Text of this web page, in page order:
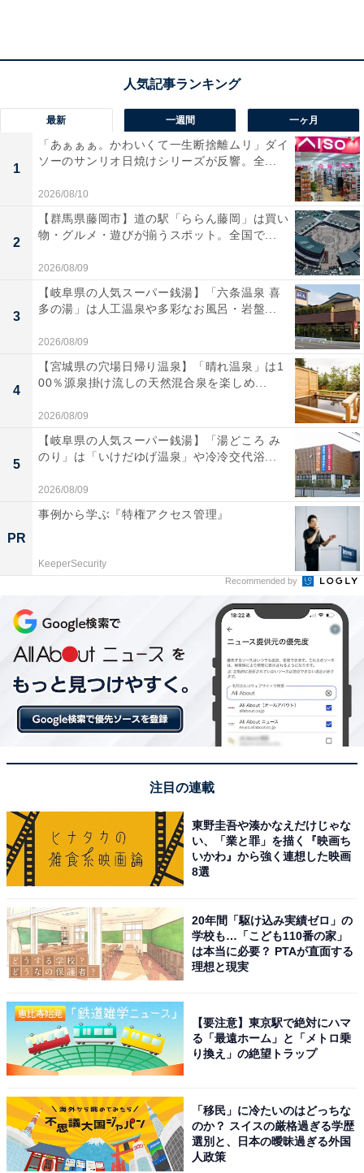
年代・男女別の平均年収と年収中央値
年代・男女別の年収について、男性は平均年収が504万
1200円の55〜59歳まで、年齢と比例して賃金が上がって
います。一方で女性は、329万6400円の50〜54歳がピー
ク。また、30代からの賃金上昇が緩やかです。
男女を比較すると、30代から年収の差が大きく開き始め
ます。55〜59歳が年収差のピークとなり、その差は月14
万9000円・年約179万円です。
30代は役職がつき賃金の上がる男性が多い一方で、結婚
や出産で離職する女性が増えるタイミング。女性比率の
高い職種の賃金が低い傾向にあるのも、年収差の要因と
して考えられます。
政府がさまざまな取り組みを行ってはいるものの、男女
の生活様式の違いもあり、差を縮めるには時間がかかる
かもしれません。
非正規社員の年収は「30代」で頭打ちに
最新 一週間 一ヶ月
1
「あぁぁぁ。かわいくて一生断捨離ムリ」ダイ
ソーのサンリオ日焼けシリーズが反響。全...
2026/08/10
2
【群馬県藤岡市】道の駅「ららん藤岡」は買い
物・グルメ・遊びが揃うスポット。全国で...
2026/08/09
3
【岐阜県の人気スーパー銭湯】「六条温泉 喜
多の湯」は人工温泉や多彩なお風呂・岩盤...
2026/08/09
4
【宮城県の穴場日帰り温泉】「晴れ温泉」は1
00％源泉掛け流しの天然混合泉を楽しめ...
2026/08/09
5
【岐阜県の人気スーパー銭湯】「湯どころ み
のり」は「いけだゆげ温泉」や冷冷交代浴...
2026/08/09
PR
事例から学ぶ『特権アクセス管理』
KeeperSecurity
Recommended by
注目の連載
東野圭吾や湊かなえだけじゃな
い、「業と罪」を描く『映画ち
いかわ』から強く連想した映画
8選
20年間「駆け込み実績ゼロ」の
学校も…「こども110番の家」
は本当に必要？ PTAが直面する
理想と現実
【要注意】東京駅で絶対にハマ
る「最遠ホーム」と「メトロ乗
り換え」の絶望トラップ
「移民」に冷たいのはどっちな
のか？ スイスの厳格過ぎる学歴
選別と、日本の曖昧過ぎる外国
人政策